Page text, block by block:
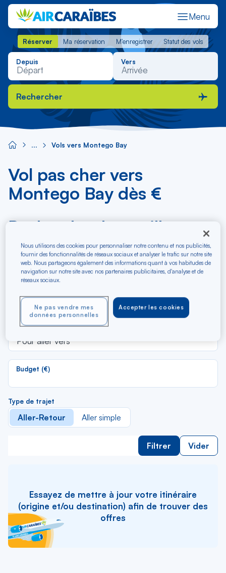
Menu
Réserver Ma réservation M'enregistrer Statut des vols
Réserver Ma réservation M'enregistrer Statut des vols
Depuis Vers
Rechercher
Vols vers Montego Bay
Vol pas cher vers
Montego Bay dès €
Recherchez les meilleurs
vols en A/R vers Montego
Bay
Depuis
Au départ de
Pour aller vers
Budget (€)
Type de trajet
Aller-Retour Aller simple
Filtrer Vider
Essayez de mettre à jour votre itinéraire
(origine et/ou destination) afin de trouver des
offres
Nous utilisons des cookies pour personnaliser notre contenu et nos publicités,
fournir des fonctionnalités de réseaux sociaux et analyser le trafic sur notre site
web. Nous partageons également des informations quant à vos habitudes de
navigation sur notre site avec nos partenaires publicitaires, d'analyse et de
réseaux sociaux.
Accepter les cookies
Ne pas vendre mes
données personnelles